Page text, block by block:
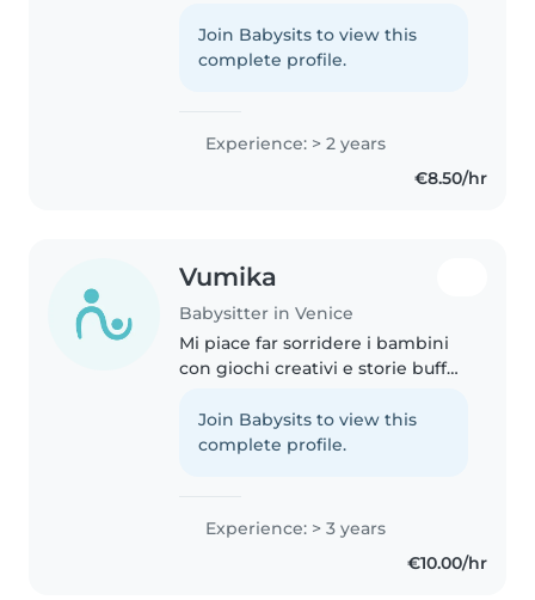
un anno di esperienza
nell'assistenza a bambini in età
Join Babysits to view this
complete profile.
Experience: > 2 years
€8.50/hr
Vumika
Babysitter in Venice
Mi piace far sorridere i bambini
con giochi creativi e storie buffe,
responsabilità. Con me non ci si
annoia mai.
Join Babysits to view this
complete profile.
Experience: > 3 years
€10.00/hr